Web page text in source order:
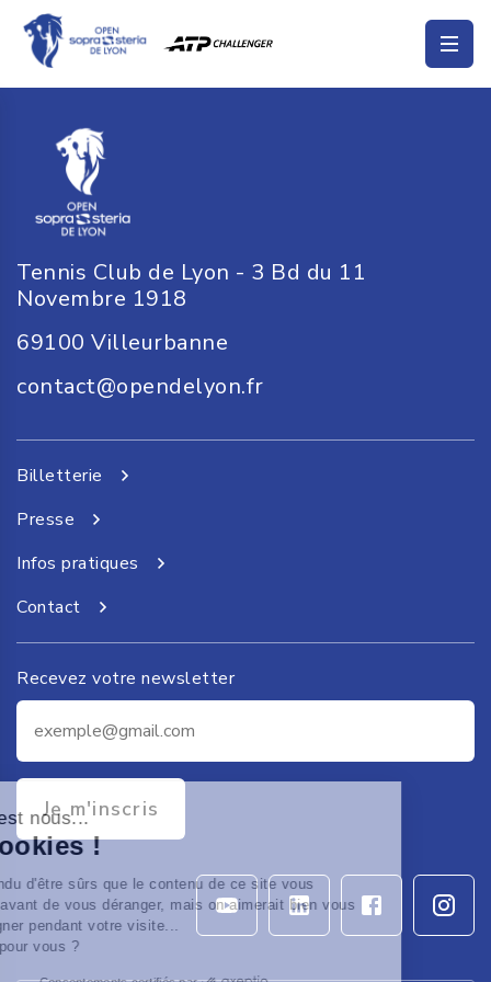
c'est nous...
Cookies !
d'être sûrs que le contenu de ce site vous
avant de vous déranger, mais on aimerait bien vous
pendant votre visite...
pour vous ?
Tennis Club de Lyon - 3 Bd du 11
Novembre 1918
69100 Villeurbanne
contact@opendelyon.fr
Billetterie
Presse
Infos pratiques
Contact
Recevez votre newsletter
Je m'inscris